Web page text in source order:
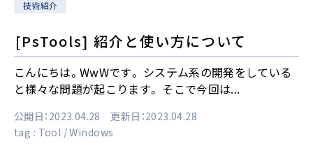
技術紹介
[PsTools] 紹介と使い方について
こんにちは。WwWです。 システム系の開発をしている
と様々な問題が起こります。 そこで今回は...
公開日：2023.04.28 更新日：2023.04.28
tag : Tool Windows